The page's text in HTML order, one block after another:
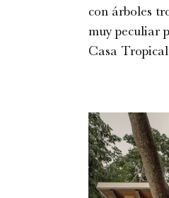
con árboles
muy peculiar
Casa